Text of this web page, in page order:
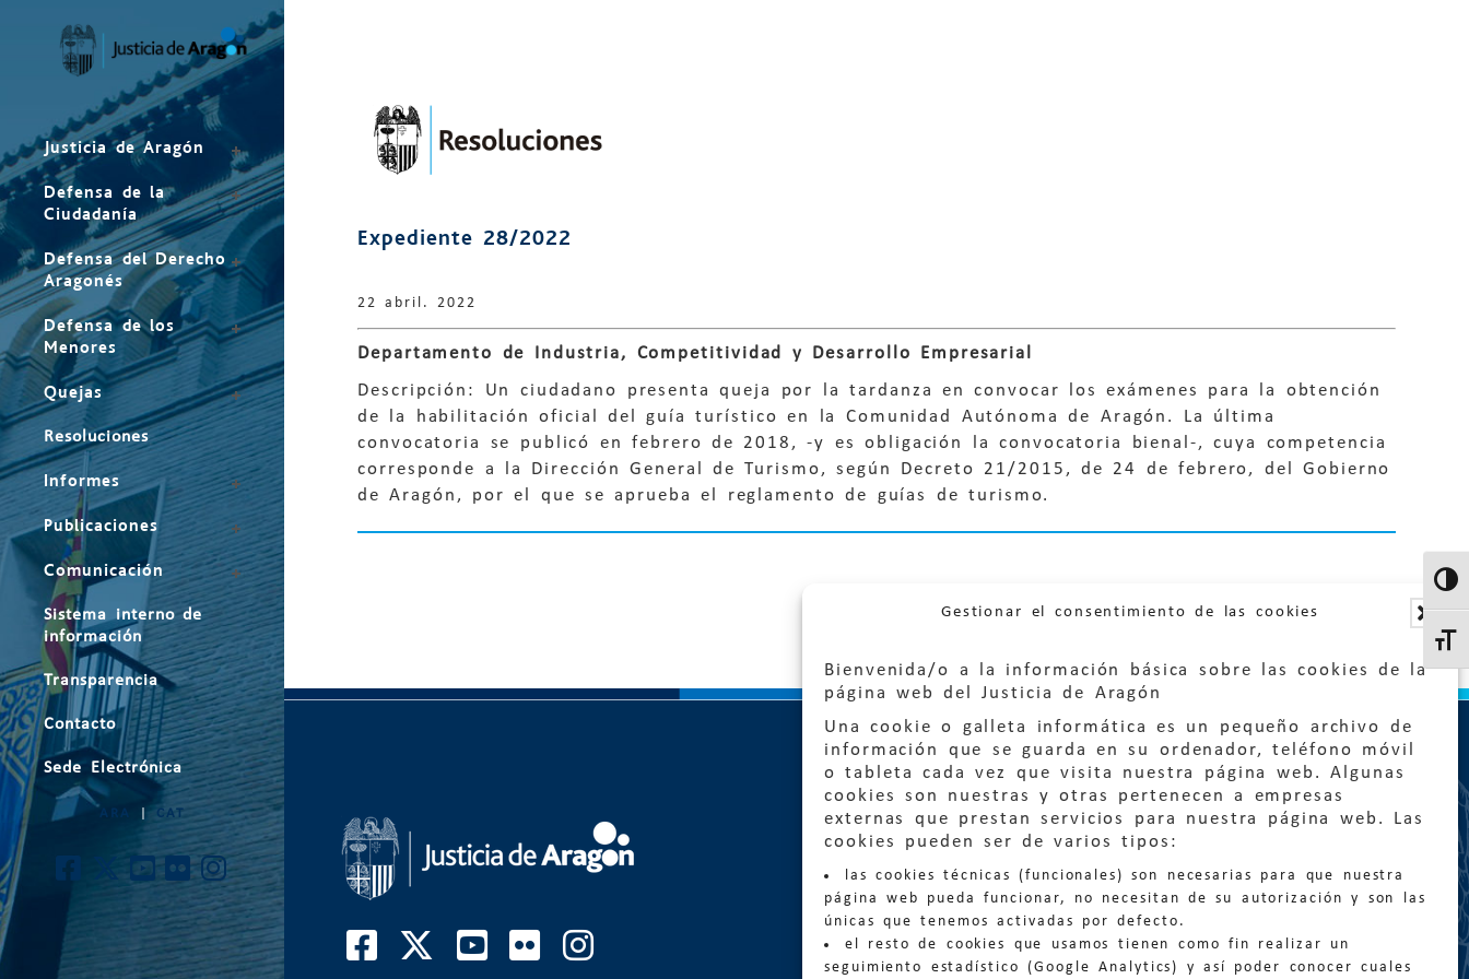
Gestionar el consentimiento de las cookies
Bienvenida/o a la información básica sobre las cookies de la
página web del Justicia de Aragón
Una cookie o galleta informática es un pequeño archivo de
información que se guarda en su ordenador, teléfono móvil
o tableta cada vez que visita nuestra página web. Algunas
cookies son nuestras y otras pertenecen a empresas
externas que prestan servicios para nuestra página web. Las
cookies pueden ser de varios tipos:
las cookies técnicas (funcionales) son necesarias para que nuestra
página web pueda funcionar, no necesitan de su autorización y son las
únicas que tenemos activadas por defecto.
el resto de cookies que usamos tienen como fin realizar un
seguimiento estadístico (Google Analytics) y así poder conocer cuales
Justicia de Aragón
Defensa de la
Ciudadanía
Defensa del Derecho
Aragonés
Defensa de los
Menores
Quejas
Resoluciones
Informes
Publicaciones
Comunicación
Sistema interno de
información
Transparencia
Contacto
Sede Electrónica
ARA CAT
Expediente 28/2022
22 abril. 2022
Departamento de Industria, Competitividad y Desarrollo Empresarial
Descripción: Un ciudadano presenta queja por la tardanza en convocar los exámenes para la obtención
de la habilitación oficial del guía turístico en la Comunidad Autónoma de Aragón. La última
convocatoria se publicó en febrero de 2018, -y es obligación la convocatoria bienal-, cuya competencia
corresponde a la Dirección General de Turismo, según Decreto 21/2015, de 24 de febrero, del Gobierno
de Aragón, por el que se aprueba el reglamento de guías de turismo.
Quejas:quejas@eljusticiadearagon.es
Información general:
informacion@eljusticiadearagon.es
Teléfonos: 900 210 210/ 976 399 354